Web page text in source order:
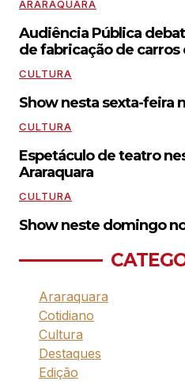
ARARAQUARA
Audiência Pública
de fabricação de carros
CULTURA
Show nesta sexta-feira
CULTURA
Espetáculo de teatro
Araraquara
CULTURA
Show neste domingo
Araraquara
Cotidiano
Cultura
Destaques
Edição